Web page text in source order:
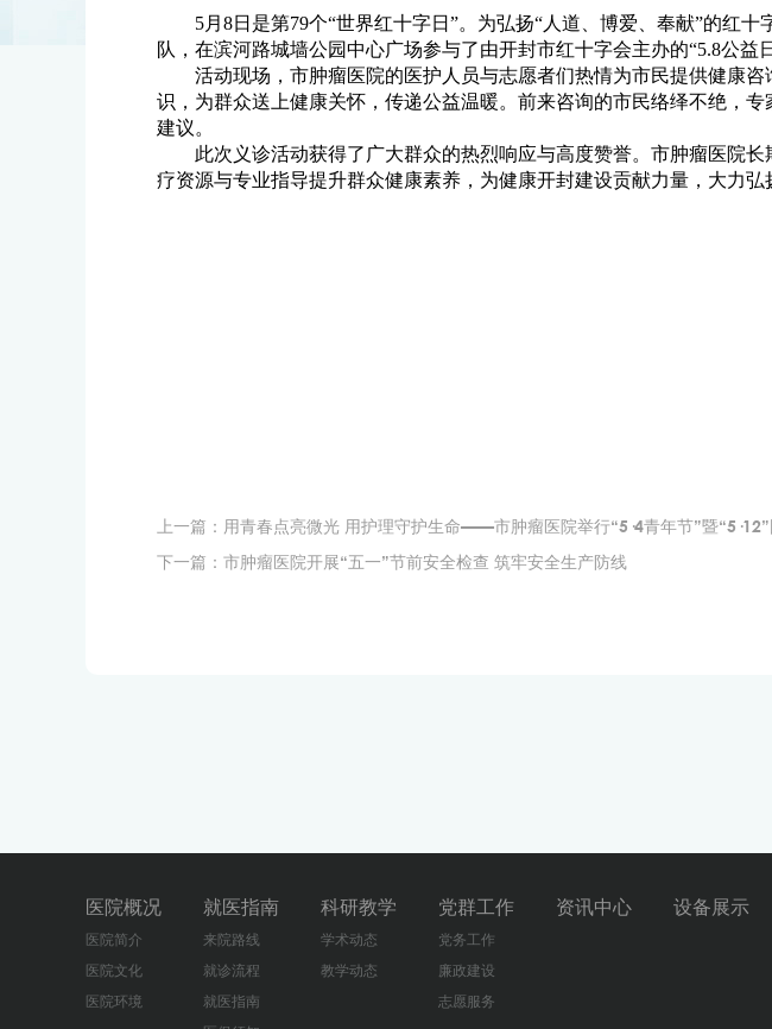
5月8日是第79个“世界红十字日”。为弘扬“人道、博爱、奉献”的红
队，在滨河路城墙公园中心广场参与了由开封市红十字会主办的“5.8公益
活动现场，市肿瘤医院的医护人员与志愿者们热情为市民提供健康
识，为群众送上健康关怀，传递公益温暖。前来咨询的市民络绎不绝，
建议。
此次义诊活动获得了广大群众的热烈响应与高度赞誉。市肿瘤医院
疗资源与专业指导提升群众健康素养，为健康开封建设贡献力量，大力弘
上一篇： 用青春点亮微光 用护理守护生命——市肿瘤医院举行“5·4青年节”暨
下一篇： 市肿瘤医院开展“五一”节前安全检查 筑牢安全生产防线
医院概况
医院简介
医院文化
医院环境
就医指南
来院路线
就诊流程
就医指南
科研教学
学术动态
教学动态
党群工作
党务工作
廉政建设
志愿服务
资讯中心 设备展示